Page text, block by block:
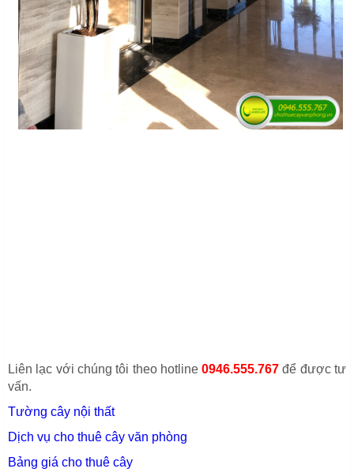
Liên lạc với chúng tôi theo hotline0946.555.767 để được tư
vấn.
Tường cây nội thất
Dịch vụ cho thuê cây văn phòng
Bảng giá cho thuê cây